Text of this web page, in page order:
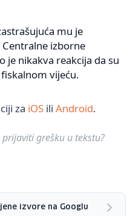
mu je
izborne
je nikakva reakcija da su
vijeću.
za iOS ili Android.
grešku u tekstu?
izvore na Googlu